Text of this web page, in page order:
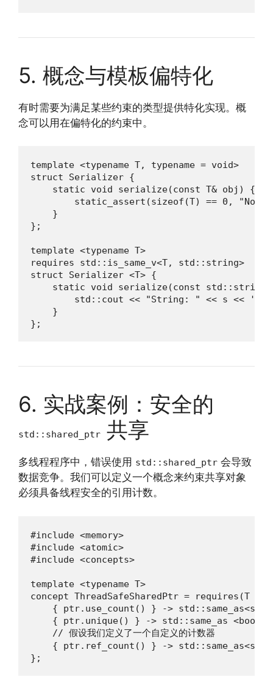
5. 概念与模板偏特化
有时需要为满足某些约束的类型提供特化实现。概
念可以用在偏特化的约束中。
template <typename T, typename = void>
struct Serializer {
    static void serialize(const T& obj) {
static_assert(sizeof(T) == 0, "No
    }
};
template <typename T>
requires std::is_same_v<T, std::string>
struct Serializer <T> {
static void serialize(const
std::cout << "String: " << s <<
    }
};
6. 实战案例：安全的
std::shared_ptr 共享
多线程程序中，错误使用 std::shared_ptr 会导致
数据竞争。我们可以定义一个概念来约束共享对象
必须具备线程安全的引用计数。
#include <memory>
#include <atomic>
#include <concepts>
template <typename T>
concept ThreadSafeSharedPtr = requires(T
{ ptr.use_count() } ->
    { ptr.unique() } -> std::same_as <bool>;
    // 假设我们定义了一个自定义的计数器
{ ptr.ref_count() } ->
};